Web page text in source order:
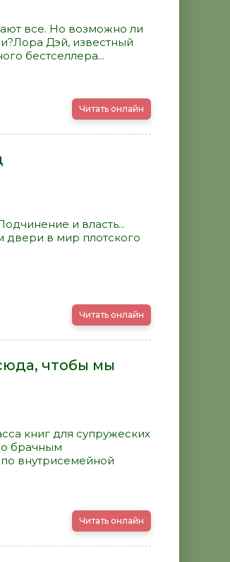
все. Но возможно ли
Дэй, известный
бестселлера...
Читать онлайн
и власть...
двери в мир плотского
Читать онлайн
чтобы мы
книг для супружеских
брачным
внутрисемейной
Читать онлайн